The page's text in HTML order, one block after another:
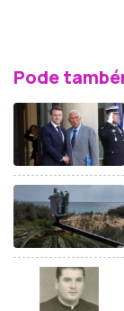
Pode